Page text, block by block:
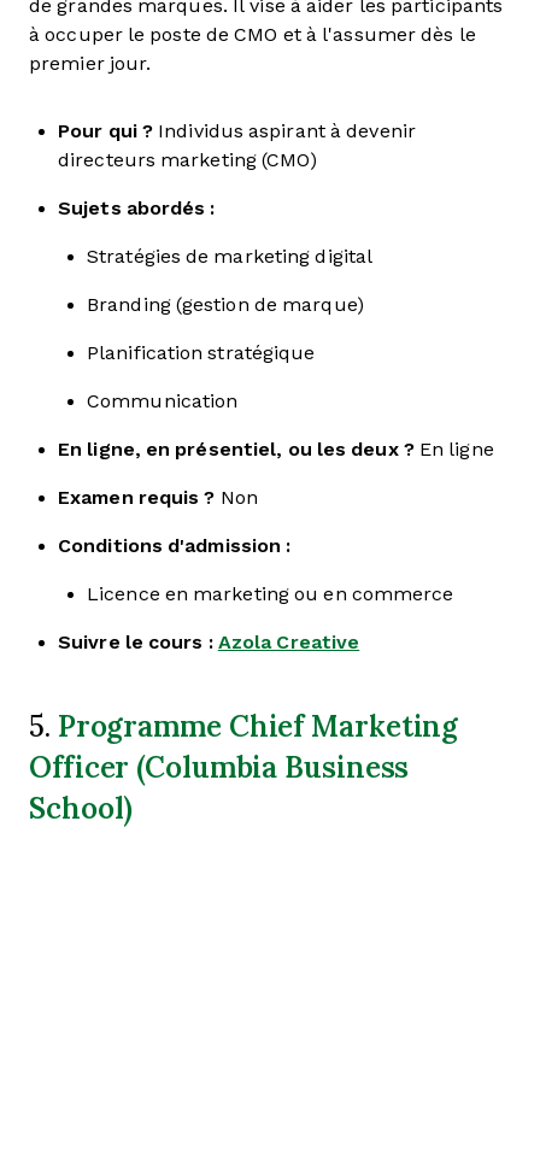
de grandes marques. Il vise à aider les participants
à occuper le poste de CMO et à l'assumer dès le
premier jour.
Pour qui ? Individus aspirant à devenir
directeurs marketing (CMO)
Sujets abordés :
Stratégies de marketing digital
Branding (gestion de marque)
Planification stratégique
Communication
En ligne, en présentiel, ou les deux ?En ligne
Examen requis ? Non
Conditions d'admission :
Licence en marketing ou en commerce
Suivre le cours : Azola Creative
5. Programme Chief Marketing
Officer (Columbia Business
School)